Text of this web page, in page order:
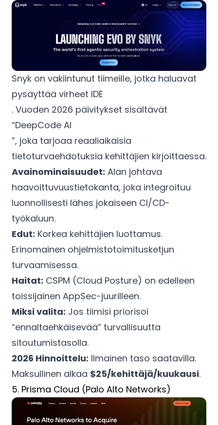
Snyk on vakiintunut tiimeille, jotka haluavat
pysäyttää virheet IDE
. Vuoden 2026 päivitykset sisältävät
“DeepCode AI
”, joka tarjoaa reaaliaikaisia
tietoturvaehdotuksia kehittäjien kirjoittaessa.
Avainominaisuudet: Alan johtava
haavoittuvuustietokanta, joka integroituu
luonnollisesti lähes jokaiseen CI/CD-
työkaluun.
Edut: Korkea kehittäjien luottamus.
Erinomainen ohjelmistotoimitusketjun
turvaamisessa.
Haitat: CSPM (Cloud Posture) on edelleen
toissijainen AppSec-juurilleen.
Miksi valita: Jos tiimisi priorisoi
“ennaltaehkäisevää” turvallisuutta
sitoutumistasolla.
2026 Hinnoittelu: Ilmainen taso saatavilla.
Maksullinen alkaa $25/kehittäjä/kuukausi.
5. Prisma Cloud (Palo Alto Networks)